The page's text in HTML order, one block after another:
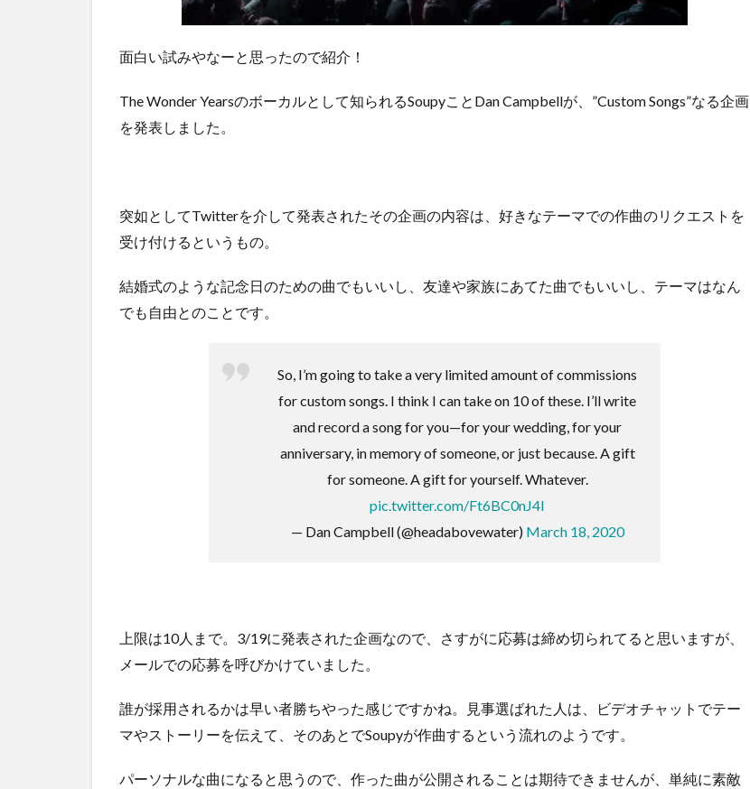
面白い試みやなーと思ったので紹介！
The Wonder Yearsのボーカルとして知られるSoupyことDan Campbellが、”Custom Songs”なる企画
を発表しました。
突如としてTwitterを介して発表されたその企画の内容は、好きなテーマでの作曲のリクエストを
受け付けるというもの。
結婚式のような記念日のための曲でもいいし、友達や家族にあてた曲でもいいし、テーマはなん
でも自由とのことです。
So, I’m going to take a very limited amount of commissions
for custom songs. I think I can take on 10 of these. I’ll write
and record a song for you—for your wedding, for your
anniversary, in memory of someone, or just because. A gift
for someone. A gift for yourself. Whatever.
pic.twitter.com/Ft6BC0nJ4I
— Dan Campbell (@headabovewater) March 18, 2020
上限は10人まで。3/19に発表された企画なので、さすがに応募は締め切られてると思いますが、
メールでの応募を呼びかけていました。
誰が採用されるかは早い者勝ちやった感じですかね。見事選ばれた人は、ビデオチャットでテー
マやストーリーを伝えて、そのあとでSoupyが作曲するという流れのようです。
パーソナルな曲になると思うので、作った曲が公開されることは期待できませんが、単純に素敵